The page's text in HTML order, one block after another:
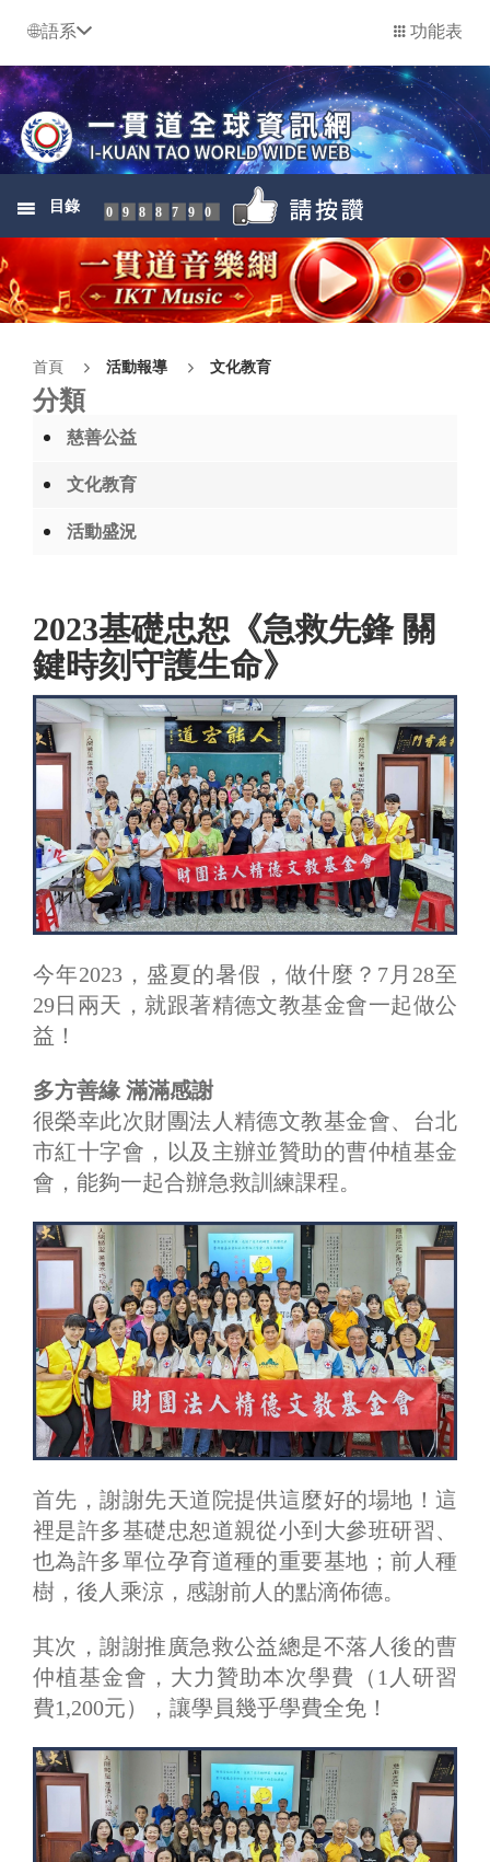
語系 功能表
目錄 0988790
首頁 活動報導 文化教育
分類
慈善公益
文化教育
活動盛況
2023基礎忠恕《急救先鋒 關
鍵時刻守護生命》
今年2023，盛夏的暑假，做什麼？7月28至
29日兩天，就跟著精德文教基金會一起做公
益！
多方善緣 滿滿感謝
很榮幸此次財團法人精德文教基金會、台北
市紅十字會，以及主辦並贊助的曹仲植基金
會，能夠一起合辦急救訓練課程。
首先，謝謝先天道院提供這麼好的場地！這
裡是許多基礎忠恕道親從小到大參班研習、
也為許多單位孕育道種的重要基地；前人種
樹，後人乘涼，感謝前人的點滴佈德。
其次，謝謝推廣急救公益總是不落人後的曹
仲植基金會，大力贊助本次學費（1人研習
費1,200元），讓學員幾乎學費全免！